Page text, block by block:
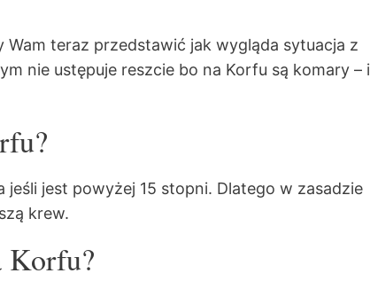
teraz przedstawić jak wygląda sytuacja z
nie ustępuje reszcie bo na Korfu są komary – i
jest powyżej 15 stopni. Dlatego w zasadzie
krew.
Korfu?